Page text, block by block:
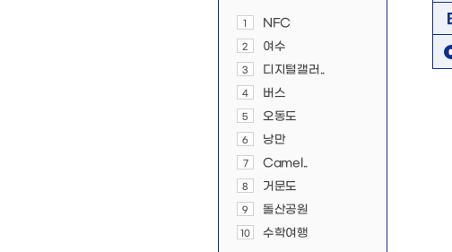
1 NFC
2 여수
3 디지털갤러..
4 버스
5 오동도
6 낭만
7 Camel..
8 거문도
9 돌산공원
10 수학여행